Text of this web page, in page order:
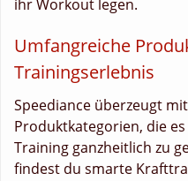
ihr Workout legen.
Umfangreiche
Trainingserlebnis
Speediance überzeugt
Produktkategorien, die
Training ganzheitlich zu
findest du smarte